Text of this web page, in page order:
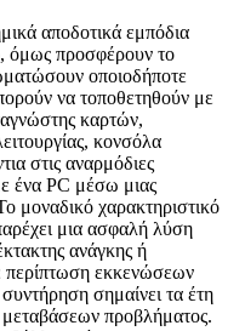
αποδοτικά εμπόδια
όμως προσφέρουν το
οποιοδήποτε
να τοποθετηθούν με
καρτών,
κονσόλα
στις αναρμόδιες
ένα PC μέσω μιας
μοναδικό χαρακτηριστικό
μια ασφαλή λύση
ανάγκης ή
περίπτωση εκκενώσεων
σημαίνει τα έτη
προβλήματος.